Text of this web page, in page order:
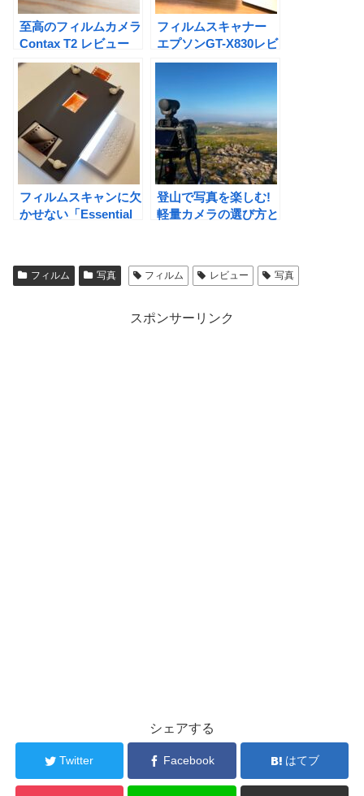
至高のフィルムカメラ
Contax T2 レビュー
フィルムスキャナー
エプソンGT-X830レビ
ュー
フィルムスキャンに欠
かせない「Essential
登山で写真を楽しむ!
軽量カメラの選び方と
フィルム 写真 フィルム レビュー 写真
スポンサーリンク
シェアする
Twitter Facebook はてブ